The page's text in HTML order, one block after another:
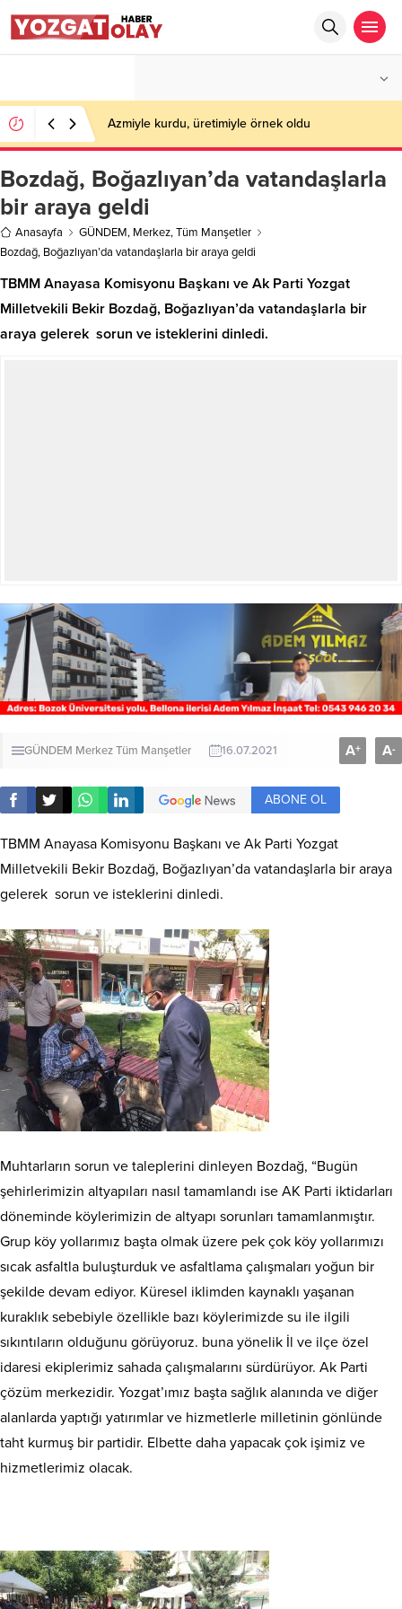
Azmiyle kurdu, üretimiyle örnek oldu
Bozdağ, Boğazlıyan’da vatandaşlarla
bir araya geldi
Anasayfa GÜNDEM, Merkez,Tüm Manşetler
Bozdağ, Boğazlıyan’da vatandaşlarla bir araya geldi
TBMM Anayasa Komisyonu Başkanı ve Ak Parti Yozgat
Milletvekili Bekir Bozdağ, Boğazlıyan’da vatandaşlarla bir
araya gelerek sorun ve isteklerini dinledi.
GÜNDEM MerkezTüm Manşetler 16.07.2021 A+ A-
ABONE OL
TBMM Anayasa Komisyonu Başkanı ve Ak Parti Yozgat
Milletvekili Bekir Bozdağ, Boğazlıyan’da vatandaşlarla bir araya
gelerek sorun ve isteklerini dinledi.
Muhtarların sorun ve taleplerini dinleyen Bozdağ, “Bugün
şehirlerimizin altyapıları nasıl tamamlandı ise AK Parti iktidarları
döneminde köylerimizin de altyapı sorunları tamamlanmıştır.
Grup köy yollarımız başta olmak üzere pek çok köy yollarımızı
sıcak asfaltla buluşturduk ve asfaltlama çalışmaları yoğun bir
şekilde devam ediyor. Küresel iklimden kaynaklı yaşanan
kuraklık sebebiyle özellikle bazı köylerimizde su ile ilgili
sıkıntıların olduğunu görüyoruz. buna yönelik İl ve ilçe özel
idaresi ekiplerimiz sahada çalışmalarını sürdürüyor. Ak Parti
çözüm merkezidir. Yozgat’ımız başta sağlık alanında ve diğer
alanlarda yaptığı yatırımlar ve hizmetlerle milletinin gönlünde
taht kurmuş bir partidir. Elbette daha yapacak çok işimiz ve
hizmetlerimiz olacak.